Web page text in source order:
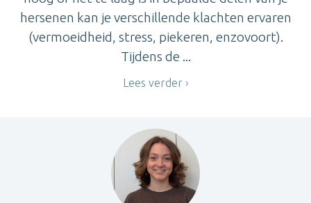
hersenen kan je verschillende klachten ervaren
(vermoeidheid, stress, piekeren, enzovoort).
Tijdens de ...
Lees verder